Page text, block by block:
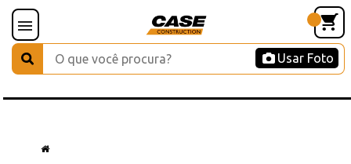
Usar Foto